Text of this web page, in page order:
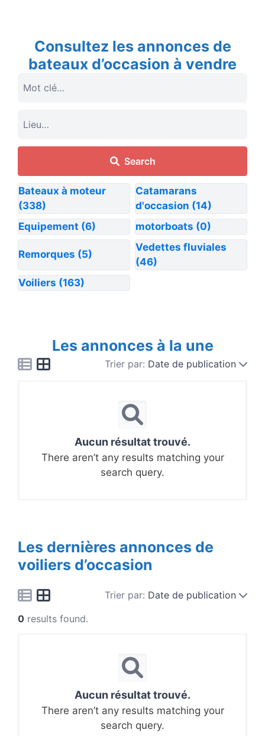
Consultez les annonces de
bateaux d’occasion à vendre
Search
Bateaux à moteur
(338)
Catamarans
d'occasion (14)
Equipement (6) motorboats (0)
Remorques (5)
Vedettes fluviales
(46)
Voiliers (163)
Les annonces à la une
Trier par: Date de publication
Aucun résultat trouvé.
There aren’t any results matching your
search query.
Les dernières annonces de
voiliers d’occasion
Trier par: Date de publication
0 results found.
Aucun résultat trouvé.
There aren’t any results matching your
search query.